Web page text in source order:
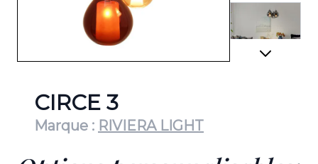
View
CIRCE 3
Marque : RIVIERA LIGHT